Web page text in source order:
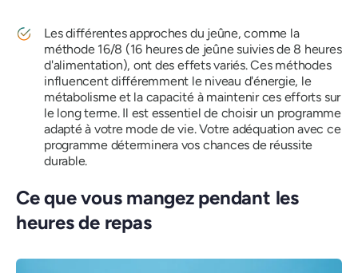
Les différentes approches du jeûne, comme la
méthode 16/8 (16 heures de jeûne suivies de 8 heures
d'alimentation), ont des effets variés. Ces méthodes
influencent différemment le niveau d'énergie, le
métabolisme et la capacité à maintenir ces efforts sur
le long terme. Il est essentiel de choisir un programme
adapté à votre mode de vie. Votre adéquation avec ce
programme déterminera vos chances de réussite
durable.
Ce que vous mangez pendant les
heures de repas